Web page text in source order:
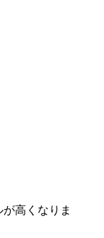
高くなりま